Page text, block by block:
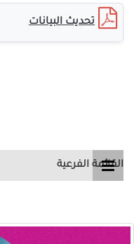
تحديث البيانات
القائمة الفرعية